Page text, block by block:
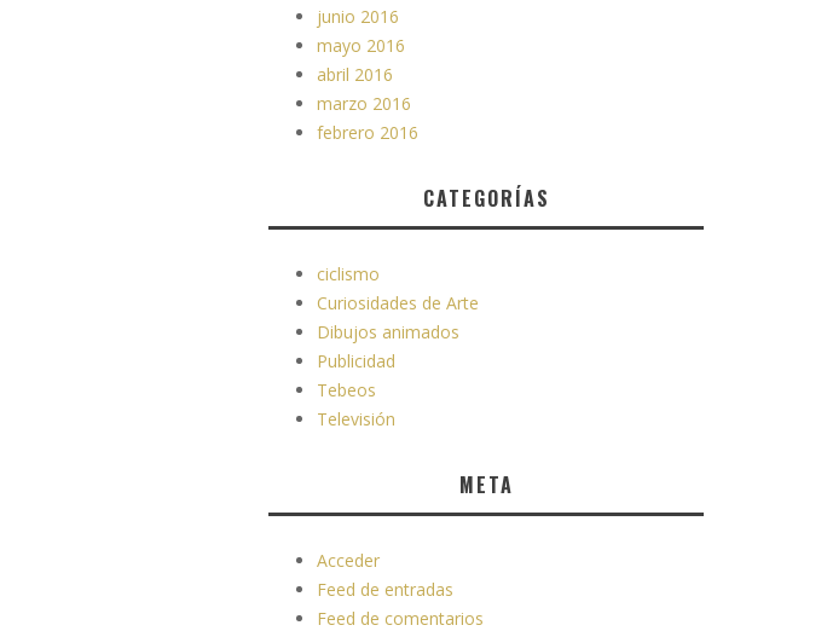
junio 2016
mayo 2016
abril 2016
marzo 2016
febrero 2016
CATEGORÍAS
ciclismo
Curiosidades de Arte
Dibujos animados
Publicidad
Tebeos
Televisión
META
Acceder
Feed de entradas
Feed de comentarios